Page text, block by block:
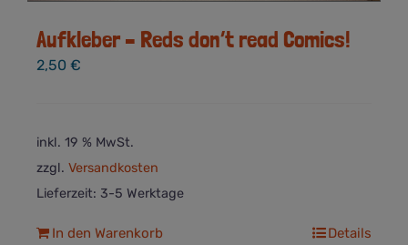
Aufkleber – Reds don’t read Comics!
2,50 €
inkl. 19 % MwSt.
zzgl. Versandkosten
Lieferzeit: 3-5 Werktage
In den Warenkorb Details